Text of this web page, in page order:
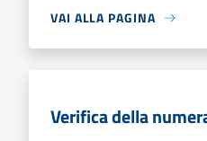
VAI ALLA PAGINA
Verifica della